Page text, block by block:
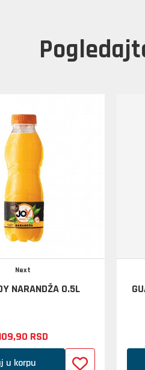
Next
NARANDŽA 0.5L
90 RSD
u korpu